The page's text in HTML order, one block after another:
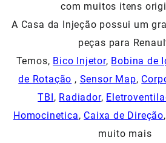
com muitos itens
A Casa da Injeção possui um
peças para
Temos, Bico Injetor, Bobina de
de Rotação , Sensor Map,
TBI , Radiador,
Homocinetica, Caixa de Direção,
muito mais